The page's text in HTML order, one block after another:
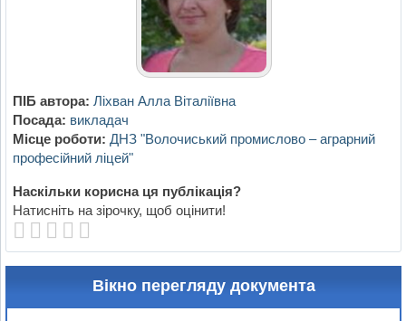
ПІБ автора: Ліхван Алла Віталіївна
Посада: викладач
Місце роботи: ДНЗ "Волочиський промислово – аграрний
професійний ліцей"
Наскільки корисна ця публікація?
Натисніть на зірочку, щоб оцінити!
Вікно перегляду документа